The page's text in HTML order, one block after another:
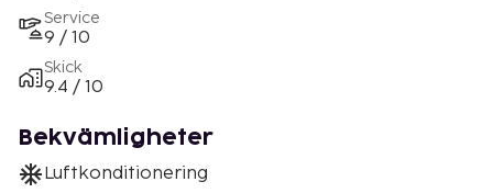
Service
9 / 10
Skick
9.4 / 10
Bekvämligheter
Luftkonditionering